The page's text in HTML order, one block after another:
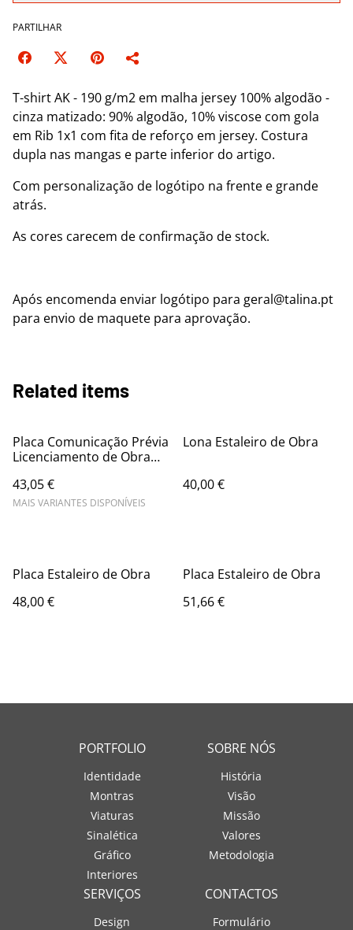
PARTILHAR
T-shirt AK - 190 g/m2 em malha jersey 100% algodão -
cinza matizado: 90% algodão, 10% viscose com gola
em Rib 1x1 com fita de reforço em jersey. Costura
dupla nas mangas e parte inferior do artigo.
Com personalização de logótipo na frente e grande
atrás.
As cores carecem de confirmação de stock.
Após encomenda enviar logótipo para geral@talina.pt
para envio de maquete para aprovação.
Related items
Placa Comunicação Prévia
Licenciamento de Obra
43,05 €
MAIS VARIANTES DISPONÍVEIS
Lona Estaleiro de Obra
40,00 €
Placa Estaleiro de Obra
48,00 €
Placa Estaleiro de Obra
51,66 €
PORTFOLIO
Identidade
Montras
Viaturas
Sinalética
Gráfico
Interiores
SOBRE NÓS
História
Visão
Missão
Valores
Metodologia
SERVIÇOS
Design
CONTACTOS
Formulário